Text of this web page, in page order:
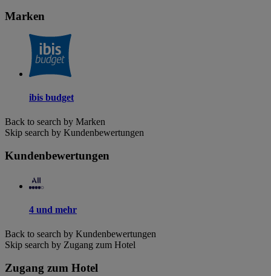
Marken
ibis budget
Back to search by Marken
Skip search by Kundenbewertungen
Kundenbewertungen
4 und mehr
Back to search by Kundenbewertungen
Skip search by Zugang zum Hotel
Zugang zum Hotel